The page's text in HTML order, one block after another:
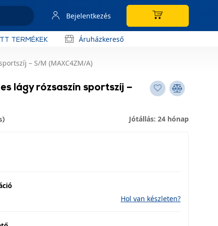
Bejelentkezés
TERMÉKEK Áruházkereső
– S/M (MAXC4ZM/A)
lágy rózsaszín sportszíj –
Jótállás: 24 hónap
Hol van készleten?